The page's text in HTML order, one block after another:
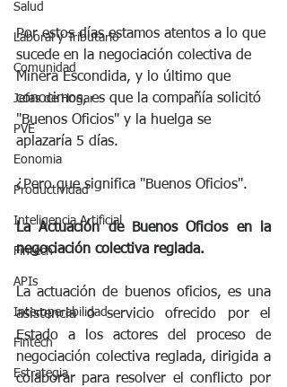
Salud
Laboral y Tributario
Comunidad
Jefas de Hogar
PVE
Eonomia
Productividad
Inteligencia Artificial
Fintech
APIs
Interoperabilidad
Fintech
Estrategia
Por estos días estamos atentos a lo que
sucede en la negociación colectiva de
Minera Escondida, y lo último que
conocimos, es que la compañía solicitó
"Buenos Oficios" y la huelga se
aplazaría 5 días.
¿Pero que significa "Buenos Oficios".
La Actuación de Buenos Oficios en la
negociación colectiva reglada.
La actuación de buenos oficios, es una
asistencia o servicio ofrecido por el
Estado a los actores del proceso de
negociación colectiva reglada, dirigida a
colaborar para resolver el conflicto por